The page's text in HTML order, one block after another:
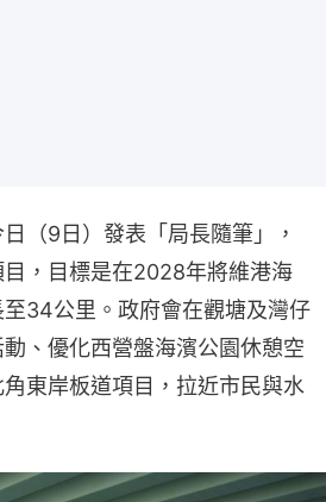
（9日）發表「局長隨筆」，
，目標是在2028年將維港海
34公里。政府會在觀塘及灣仔
、優化西營盤海濱公園休憩空
東岸板道項目，拉近市民與水